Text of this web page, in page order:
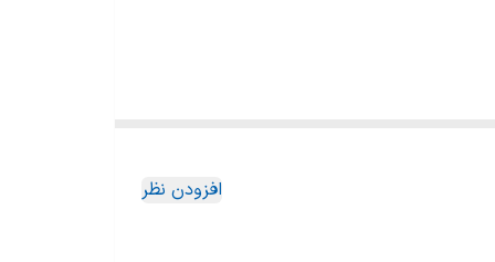
افزودن نظر